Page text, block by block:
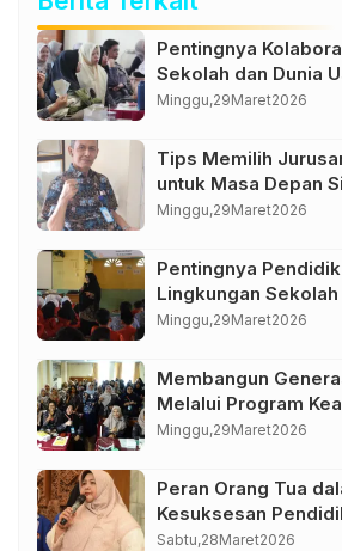
Pentingnya
Sekolah dan Dunia
Minggu,29Maret2026
Tips Memilih
untuk Masa Depan
Minggu,29Maret2026
Pentingnya
Lingkungan
Minggu,29Maret2026
Membangun
Melalui Program
Minggu,29Maret2026
Peran Orang Tua
Kesuksesan
Sabtu,28Maret2026